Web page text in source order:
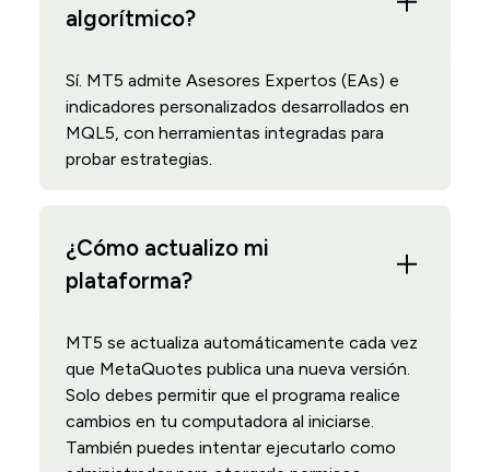
algorítmico?
Sí. MT5 admite Asesores Expertos (EAs) e
indicadores personalizados desarrollados en
MQL5, con herramientas integradas para
probar estrategias.
¿Cómo actualizo mi
plataforma?
MT5 se actualiza automáticamente cada vez
que MetaQuotes publica una nueva versión.
Solo debes permitir que el programa realice
cambios en tu computadora al iniciarse.
También puedes intentar ejecutarlo como